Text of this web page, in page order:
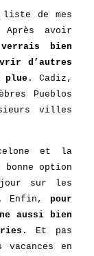
de mes
Après avoir
bien
d’autres
plue . Cadiz,
Pueblos
villes
et la
option
sur les
Enfin, pour
aussi bien
. Et pas
en